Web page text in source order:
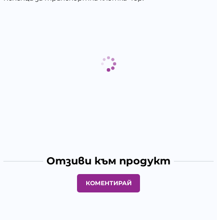
Отзиви към продукт
КОМЕНТИРАЙ